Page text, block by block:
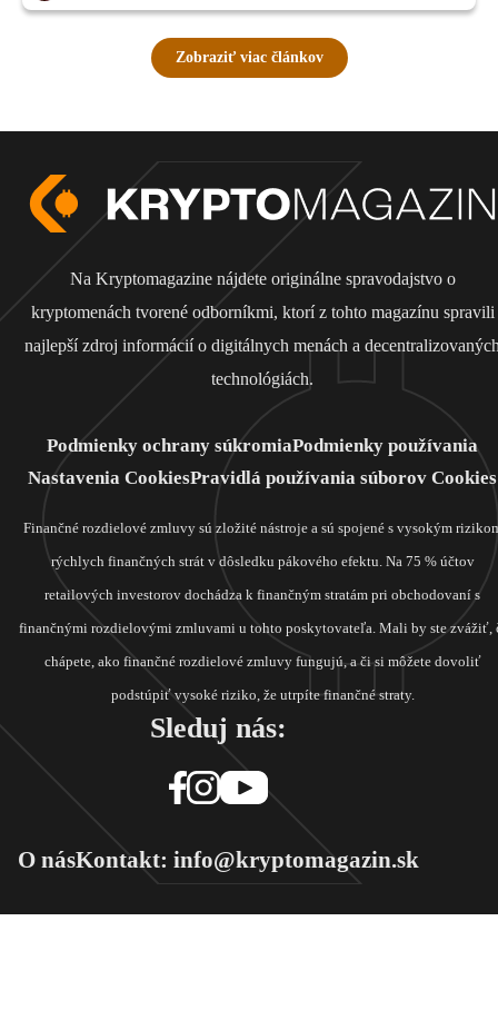
Zobraziť viac článkov
Na Kryptomagazine nájdete originálne spravodajstvo o
kryptomenách tvorené odborníkmi, ktorí z tohto magazínu spravili
najlepší zdroj informácií o digitálnych menách a
technológiách.
Podmienky ochrany súkromiaPodmienky používania
Nastavenia CookiesPravidlá používania súborov Cookies
Finančné rozdielové zmluvy sú zložité nástroje a sú spojené s vysokým
rýchlych finančných strát v dôsledku pákového efektu. Na 75 % účtov
retailových investorov dochádza k finančným stratám pri obchodovaní s
finančnými rozdielovými zmluvami u tohto poskytovateľa. Mali by ste zvážiť,
chápete, ako finančné rozdielové zmluvy fungujú, a či si môžete dovoliť
podstúpiť vysoké riziko, že utrpíte finančné straty.
Sleduj nás:
O násKontakt: info@kryptomagazin.sk